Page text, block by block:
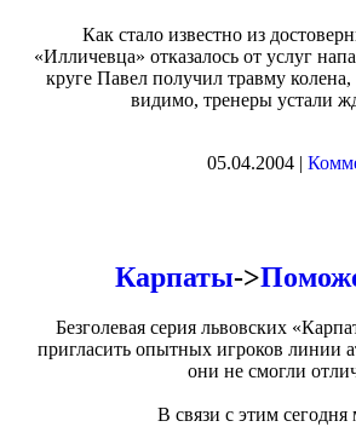
Как стало известно из
«Илличевца» отказалось от услуг
круге Павел получил травму
видимо, тренеры устали
05.04.2004 |
Карпаты->
Безголевая серия львовских
пригласить опытных игроков линии
они не смогли
В связи с этим сегодня